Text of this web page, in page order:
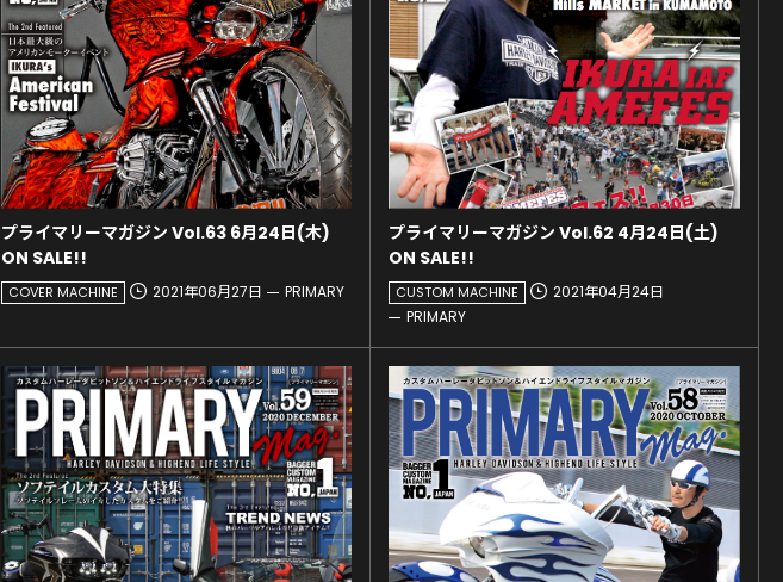
プライマリーマガジン Vol.63 6月24日(木)
ON SALE!!
COVER MACHINE 2021年06月27日 PRIMARY
プライマリーマガジン Vol.62 4月24日(土)
ON SALE!!
CUSTOM MACHINE
2021年04月24日
PRIMARY